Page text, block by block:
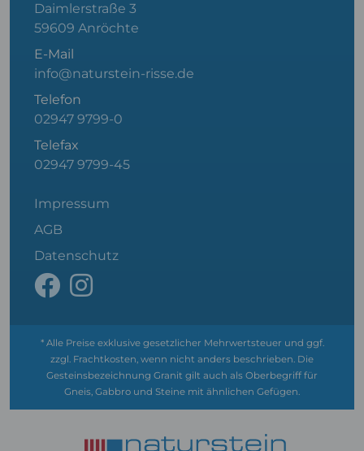
Daimlerstraße 3
59609 Anröchte
E-Mail
info@naturstein-risse.de
Telefon
02947 9799-0
Telefax
02947 9799-45
Impressum
AGB
Datenschutz
* Alle Preise exklusive gesetzlicher Mehrwertsteuer und ggf.
zzgl. Frachtkosten, wenn nicht anders beschrieben. Die
Gesteinsbezeichnung Granit gilt auch als Oberbegriff für
Gneis, Gabbro und Steine mit ähnlichen Gefügen.